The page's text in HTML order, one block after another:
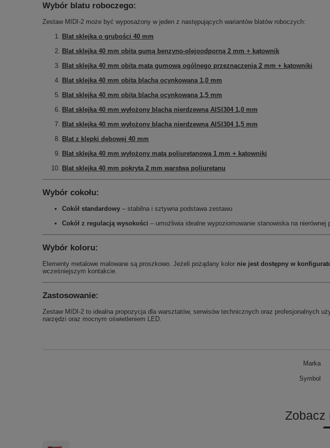
Wybór blatu roboczego:
Zestaw MIDI-2 może być wyposażony w jeden z następujących wariantów blatów roboczych:
Blat sklejka o grubości 40 mm
Blat sklejka 40 mm obita gumą benzyno-olejoodporną 2 mm + kątownik
Blat sklejka 40 mm obita matą gumową ogólnego przeznaczenia 2 mm + kątowniki
Blat sklejka 40 mm obita blachą ocynkowaną 1,0 mm
Blat sklejka 40 mm obita blachą ocynkowaną 1,5 mm
Blat sklejka 40 mm wyłożony blachą nierdzewną AISI304 1,0 mm
Blat sklejka 40 mm wyłożony blachą nierdzewną AISI304 1,5 mm
Blat z klepki dębowej 40 mm
Blat sklejka 40 mm wyłożony matą poliuretanową 1 mm + kątowniki
Blat sklejka 40 mm pokryta 2 mm warstwą poliuretanu
Wybór cokołu:
Cokół standardowy – stabilna i sztywna podstawa zestawu
Cokół z regulacją wysokości – umożliwia idealne wypoziomowanie stanowiska na nierównej
Wybór koloru:
Elementy metalowe malowane są proszkowo. Jeżeli pożądany kolor nie jest dostępny w
wcześniejszym kontakcie.
Zastosowanie:
Zestaw MIDI-2 to idealna propozycja dla warsztatów, serwisów technicznych oraz profesjonalnych
narzędzi oraz mocnym oświetleniem LED.
Marka
Symbol
Zobacz